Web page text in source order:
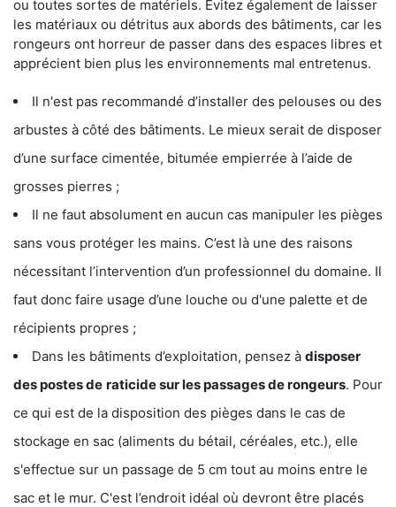
ou toutes sortes de matériels. Évitez également de laisser
les matériaux ou détritus aux abords des bâtiments, car les
rongeurs ont horreur de passer dans des espaces libres et
apprécient bien plus les environnements mal entretenus.
Il n'est pas recommandé d’installer des pelouses ou des
arbustes à côté des bâtiments. Le mieux serait de disposer
d’une surface cimentée, bitumée empierrée à l’aide de
grosses pierres ;
Il ne faut absolument en aucun cas manipuler les pièges
sans vous protéger les mains. C’est là une des raisons
nécessitant l’intervention d’un professionnel du domaine. Il
faut donc faire usage d’une louche ou d'une palette et de
récipients propres ;
Dans les bâtiments d’exploitation, pensez à disposer
des postes de raticide sur les passages de rongeurs. Pour
ce qui est de la disposition des pièges dans le cas de
stockage en sac (aliments du bétail, céréales, etc.), elle
s'effectue sur un passage de 5 cm tout au moins entre le
sac et le mur. C'est l’endroit idéal où devront être placés